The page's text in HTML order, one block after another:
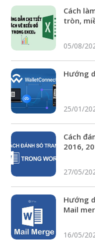
Cách
tròn,
05/08/
Hướng
25/01/
Cách
2016,
27/05/
Hướng
Mail
16/05/